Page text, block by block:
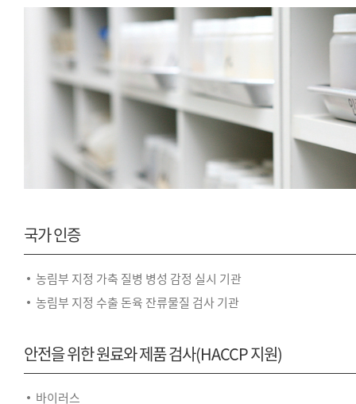
국가 인증
농림부 지정 가축 질병 병성 감정 실시 기관
농림부 지정 수출 돈육 잔류물질 검사 기관
안전을 위한 원료와 제품 검사(HACCP 지원)
바이러스